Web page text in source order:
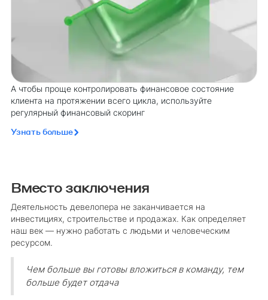
А чтобы проще контролировать финансовое состояние
клиента на протяжении всего цикла, используйте
регулярный финансовый скоринг
Узнать больше
Вместо заключения
Деятельность девелопера не заканчивается на
инвестициях, строительстве и продажах. Как определяет
наш век — нужно работать с людьми и человеческим
ресурсом.
Чем больше вы готовы вложиться в команду, тем
больше будет отдача